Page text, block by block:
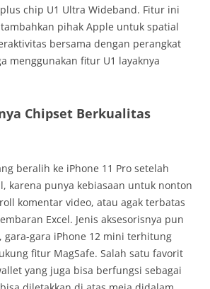
chip U1 Ultra Wideband. Fitur ini
pihak Apple untuk spatial
bersama dengan perangkat
menggunakan fitur U1 layaknya
Chipset Berkualitas
beralih ke iPhone 11 Pro setelah
karena punya kebiasaan untuk nonton
komentar video, atau agak terbatas
Excel. Jenis aksesorisnya pun
gara-gara iPhone 12 mini terhitung
fitur MagSafe. Salah satu favorit
yang juga bisa berfungsi sebagai